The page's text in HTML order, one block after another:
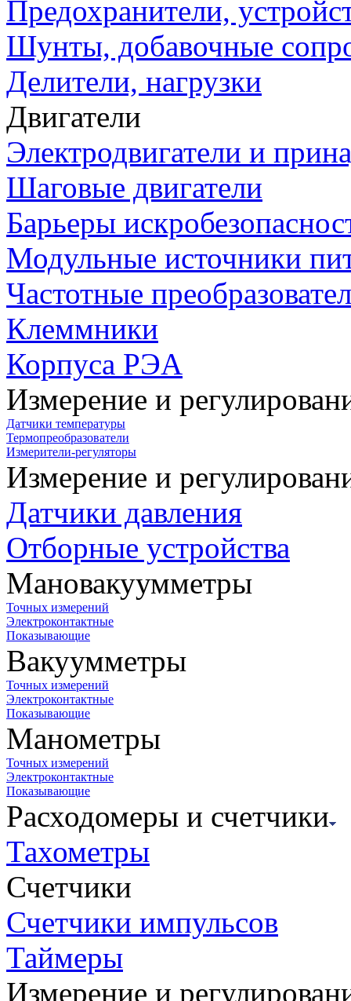
Предохранители,
Шунты, добавочные
Делители, нагрузки
Двигатели
Электродвигатели и
Шаговые двигатели
Барьеры
Модульные источники
Частотные
Клеммники
Корпуса РЭА
Измерение и
Датчики температуры
Термопреобразователи
Измерители-регуляторы
Измерение и
Датчики давления
Отборные устройства
Мановакуумметры
Точных измерений
Электроконтактные
Показывающие
Вакуумметры
Точных измерений
Электроконтактные
Показывающие
Манометры
Точных измерений
Электроконтактные
Показывающие
Расходомеры и счетчики
Тахометры
Счетчики
Счетчики импульсов
Таймеры
Измерение и